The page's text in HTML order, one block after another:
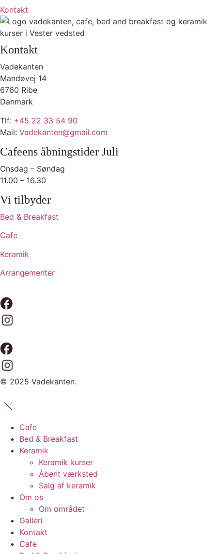
Kontakt
Kontakt
Vadekanten
Mandøvej 14
6760 Ribe
Danmark
Tlf: +45 22 33 54 90
Mail: Vadekanten@gmail.com
Cafeens åbningstider Juli
Onsdag – Søndag
11.00 – 16.30
Vi tilbyder
Bed & Breakfast
Cafe
Keramik
Arrangementer
© 2025 Vadekanten.
Cafe
Bed & Breakfast
Keramik
Keramik kurser
Åbent værksted
Salg af keramik
Om os
Om området
Galleri
Kontakt
Cafe